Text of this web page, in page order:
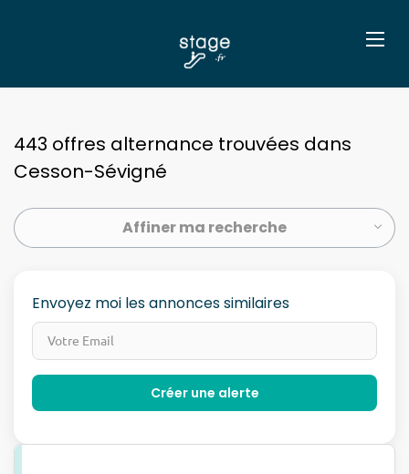
443 offres alternance trouvées dans
Cesson-Sévigné
Affiner ma recherche
Envoyez moi les annonces similaires